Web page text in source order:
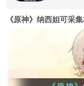
《原神》纳西妲可采